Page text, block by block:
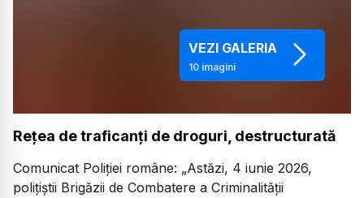
VEZI GALERIA
10imagini
Rețea de traficanți de droguri, destructurată
Comunicat Poliției române: „Astăzi, 4 iunie 2026,
polițiștii Brigăzii de Combatere a Criminalității